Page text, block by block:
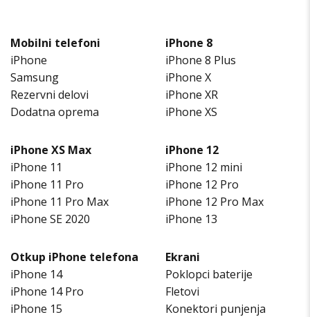
Mobilni telefoni
iPhone
Samsung
Rezervni delovi
Dodatna oprema
iPhone 8
iPhone 8 Plus
iPhone X
iPhone XR
iPhone XS
iPhone XS Max
iPhone 11
iPhone 11 Pro
iPhone 11 Pro Max
iPhone SE 2020
iPhone 12
iPhone 12 mini
iPhone 12 Pro
iPhone 12 Pro Max
iPhone 13
Otkup iPhone telefona
iPhone 14
iPhone 14 Pro
iPhone 15
Ekrani
Poklopci baterije
Fletovi
Konektori punjenja